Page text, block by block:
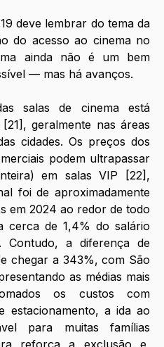
deve lembrar do tema da
do acesso ao cinema no
ainda não é um bem
— mas há avanços.
salas de cinema está
geralmente nas áreas
cidades. Os preços dos
podem ultrapassar
em salas VIP [22],
foi de aproximadamente
em 2024 ao redor de todo
cerca de 1,4% do salário
Contudo, a diferença de
chegar a 343%, com São
as médias mais
os custos com
estacionamento, a ida ao
para muitas famílias
reforça a exclusão e,